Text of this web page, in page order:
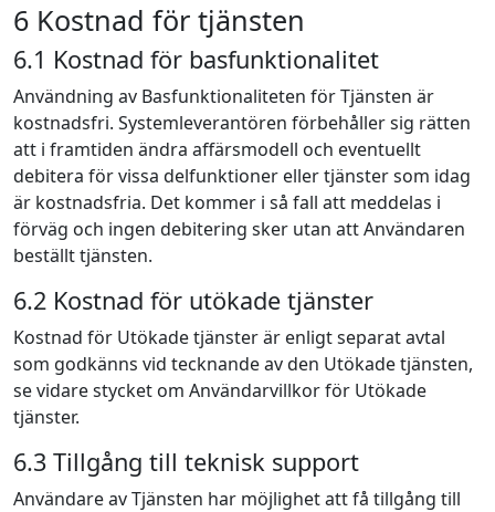
6 Kostnad för tjänsten
6.1 Kostnad för basfunktionalitet
Användning av Basfunktionaliteten för Tjänsten är
kostnadsfri. Systemleverantören förbehåller sig rätten
att i framtiden ändra affärsmodell och eventuellt
debitera för vissa delfunktioner eller tjänster som idag
är kostnadsfria. Det kommer i så fall att meddelas i
förväg och ingen debitering sker utan att Användaren
beställt tjänsten.
6.2 Kostnad för utökade tjänster
Kostnad för Utökade tjänster är enligt separat avtal
som godkänns vid tecknande av den Utökade tjänsten,
se vidare stycket om Användarvillkor för Utökade
tjänster.
6.3 Tillgång till teknisk support
Användare av Tjänsten har möjlighet att få tillgång till